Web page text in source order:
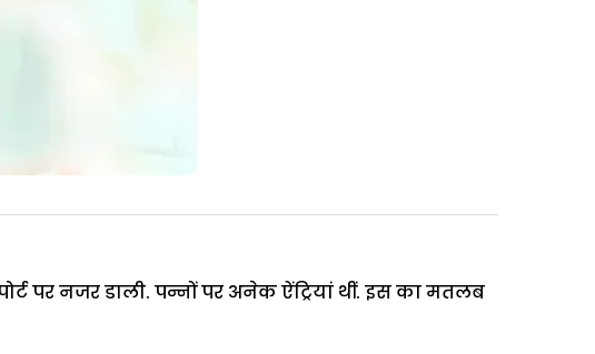
पर नजर डाली. पन्नों पर अनेक ऐंट्रियां थीं. इस का मतलब